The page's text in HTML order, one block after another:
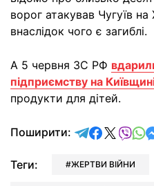
ворог атакував Чугуїв
внаслідок чого є загиблі.
А 5 червня ЗС РФ
підприємству на
продукти для дітей.
Поширити: відправити
Теги: ЖЕРТВИ ВІЙНИ